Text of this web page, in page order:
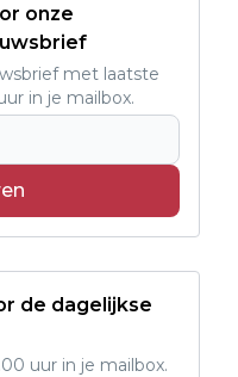
onze
met laatste
in je mailbox.
de dagelijkse
uur in je mailbox.